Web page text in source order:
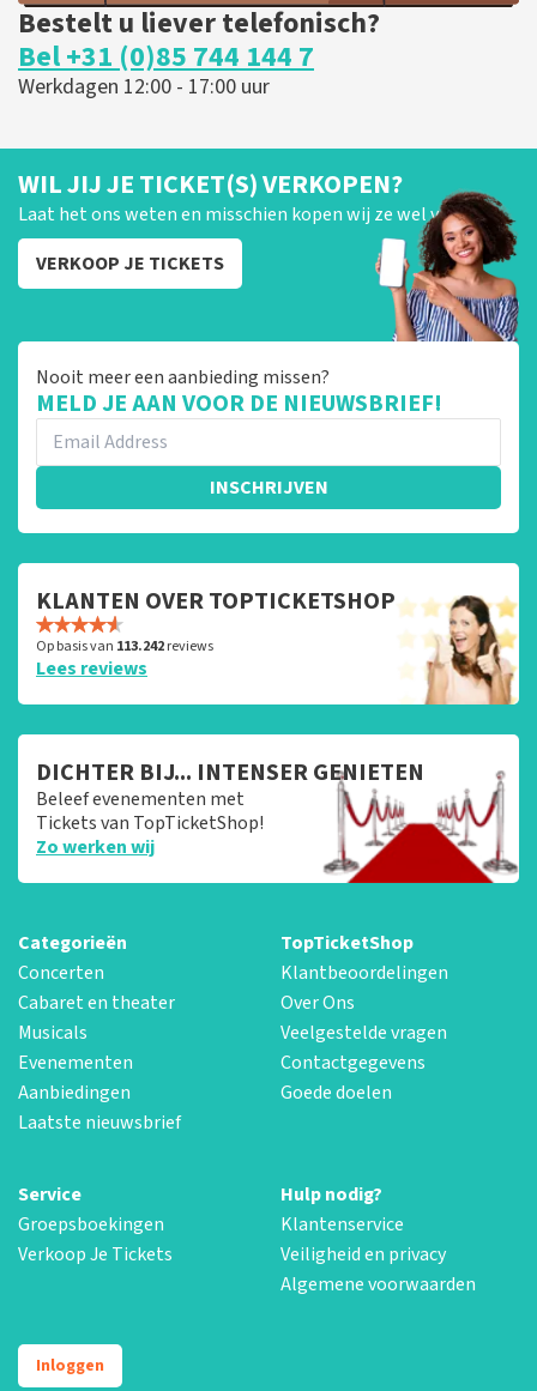
Bestelt u liever telefonisch?
Bel +31 (0)85 744 144 7
Werkdagen 12:00 - 17:00 uur
WIL JIJ JE TICKET(S) VERKOPEN?
Laat het ons weten en misschien kopen wij ze wel van je!
VERKOOP JE TICKETS
Nooit meer een aanbieding missen?
MELD JE AAN VOOR DE NIEUWSBRIEF!
INSCHRIJVEN
KLANTEN OVER TOPTICKETSHOP
Op basis van 113.242reviews
Lees reviews
DICHTER BIJ... INTENSER GENIETEN
Beleef evenementen met
Tickets van TopTicketShop!
Zo werken wij
Categorieën
Concerten
Cabaret en theater
Musicals
Evenementen
Aanbiedingen
Laatste nieuwsbrief
TopTicketShop
Klantbeoordelingen
Over Ons
Veelgestelde vragen
Contactgegevens
Goede doelen
Service
Groepsboekingen
Verkoop Je Tickets
Hulp nodig?
Klantenservice
Veiligheid en privacy
Algemene voorwaarden
Inloggen